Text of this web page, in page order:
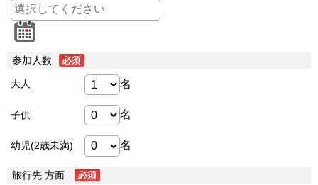
参加人数
大人 名
子供 名
幼児(2歳未満) 名
旅行先 方面